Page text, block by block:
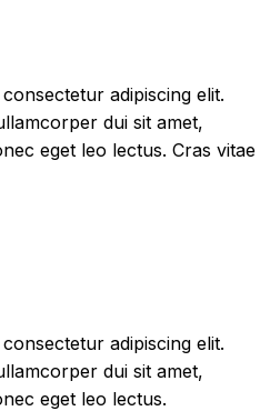
adipiscing elit.
dui sit amet,
eget leo lectus. Cras vitae
adipiscing elit.
dui sit amet,
eget leo lectus.